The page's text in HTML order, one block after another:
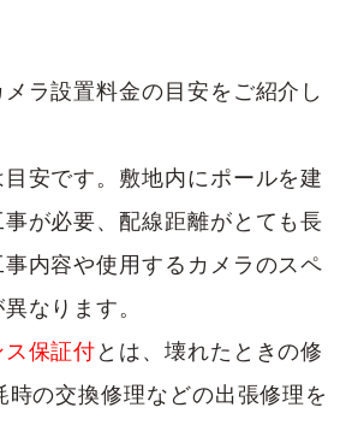
ラ設置料金の目安をご紹介し
安です。敷地内にポールを建
が必要、配線距離がとても長
内容や使用するカメラのスペ
なります。
保証付 とは、壊れたときの修
時の交換修理などの出張修理を